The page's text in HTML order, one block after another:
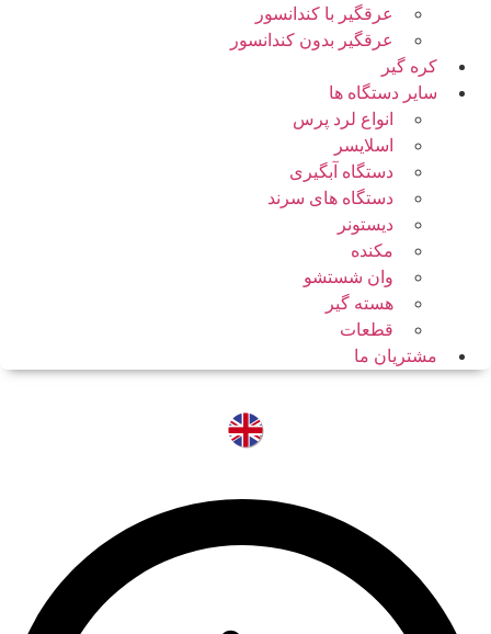
عرقگیر با کندانسور
عرقگیر بدون کندانسور
کره گیر
سایر دستگاه ها
انواع لرد پرس
اسلایسر
دستگاه آبگیری
دستگاه های سرند
دیستونر
مکنده
وان شستشو
هسته گیر
قطعات
مشتریان ما